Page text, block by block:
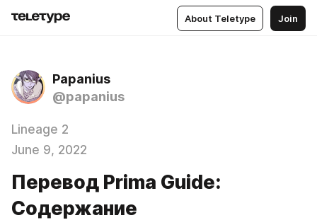
About Teletype Join
Papanius
@papanius
Lineage 2
June 9, 2022
Перевод Prima Guide:
Содержание